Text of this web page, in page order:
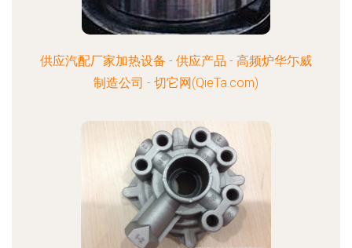
供应汽配厂家加热设备 - 供应产品 - 高频炉华尓威
制造公司 - 切它网(QieTa.com)